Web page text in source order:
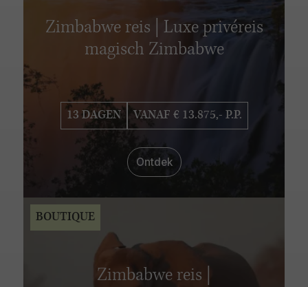
Zimbabwe reis | Luxe privéreis
magisch Zimbabwe
13 DAGEN VANAF € 13.875,- P.P.
Ontdek
Zimbabwe reis |
BOUTIQUE